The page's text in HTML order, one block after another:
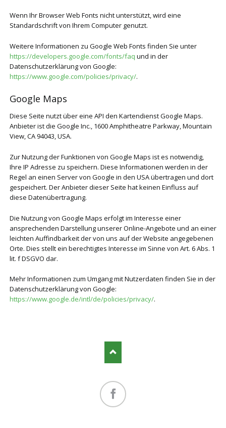
Wenn Ihr Browser Web Fonts nicht unterstützt, wird eine
Standardschrift von Ihrem Computer genutzt.
Weitere Informationen zu Google Web Fonts finden Sie unter
https://developers.google.com/fonts/faq und in der
Datenschutzerklärung von Google:
https://www.google.com/policies/privacy/.
Google Maps
Diese Seite nutzt über eine API den Kartendienst Google Maps.
Anbieter ist die Google Inc., 1600 Amphitheatre Parkway, Mountain
View, CA 94043, USA.
Zur Nutzung der Funktionen von Google Maps ist es notwendig,
Ihre IP Adresse zu speichern. Diese Informationen werden in der
Regel an einen Server von Google in den USA übertragen und dort
gespeichert. Der Anbieter dieser Seite hat keinen Einfluss auf
diese Datenübertragung.
Die Nutzung von Google Maps erfolgt im Interesse einer
ansprechenden Darstellung unserer Online-Angebote und an einer
leichten Auffindbarkeit der von uns auf der Website angegebenen
Orte. Dies stellt ein berechtigtes Interesse im Sinne von Art. 6 Abs. 1
lit. f DSGVO dar.
Mehr Informationen zum Umgang mit Nutzerdaten finden Sie in der
Datenschutzerklärung von Google:
https://www.google.de/intl/de/policies/privacy/.